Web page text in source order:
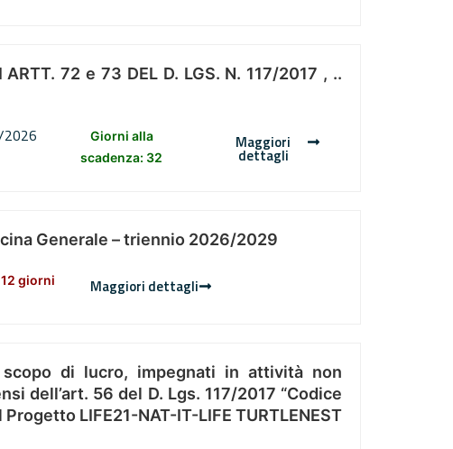
ARTT. 72 e 73 DEL D. LGS. N. 117/2017 , ..
Giorni alla
scadenza: 32
Maggiori
dettagli
Generale – triennio 2026/2029
giorni Maggiori dettagli
di lucro, impegnati in attività non
dell’art. 56 del D. Lgs. 117/2017 “Codice
LIFE21-NAT-IT-LIFE TURTLENEST